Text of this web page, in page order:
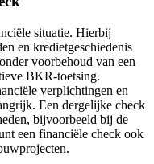
situatie. Hierbij
en kredietgeschiedenis
voorbehoud van een
BKR-toetsing.
verplichtingen en
Een dergelijke check
bijvoorbeeld bij de
een financiële check ook